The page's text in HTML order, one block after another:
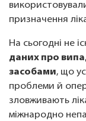
призначення
На сьогодні не
даних про
засобами, що
проблеми й
зловживають
міжнародно